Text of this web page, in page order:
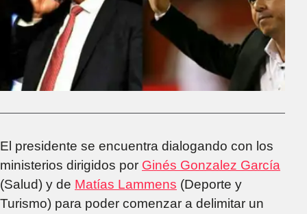
El presidente se encuentra dialogando con los
ministerios dirigidos por Ginés Gonzalez García
(Salud) y de Matías Lammens (Deporte y
Turismo) para poder comenzar a delimitar un